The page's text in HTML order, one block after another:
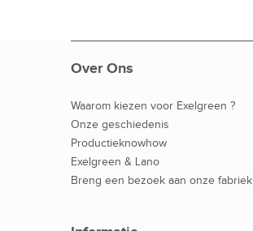
Over Ons
Waarom kiezen voor Exelgreen ?
Onze geschiedenis
Productieknowhow
Exelgreen & Lano
Breng een bezoek aan onze fabriek